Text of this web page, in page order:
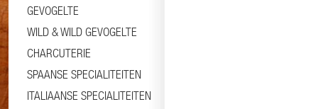
GEVOGELTE
WILD & WILD GEVOGELTE
CHARCUTERIE
SPAANSE SPECIALITEITEN
ITALIAANSE SPECIALITEITEN